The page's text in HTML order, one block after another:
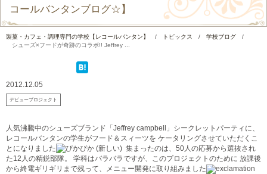
コールバンタンブログ☆】
製菓・カフェ・調理専門の学校【レコールバンタン】 / トピックス / 学校ブログ
/
シューズ×フードが奇跡のコラボ!! Jeffrey ...
2012.12.05
デビュープロジェクト
人気沸騰中のシューズブランド「Jeffrey campbell」シークレットパーティに、
レコールバンタンの学生がフード＆スィーツを ケータリングさせていただくこ
とになりました
集まったのは、50人の応募から選抜され
た12人の精鋭部隊。 学科はバラバラですが、このプロジェクトのために 放課後
から終電ギリギリまで残って、メニュー開発に取り組みました